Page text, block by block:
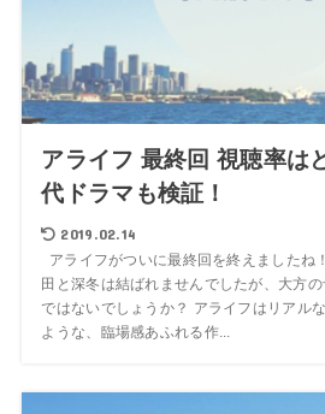
アライフ 最終回 視聴率は
代ドラマも検証！
2019.02.14
アライフがついに最終回を終えましたね
田と深冬は結ばれませんでしたが、大方
ではないでしょうか？ アライフはリアル
ような、臨場感あふれる作...